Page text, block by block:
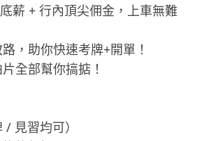
薪 + 行內頂尖佣金，上車無難
，助你快速考牌+開單！
全部幫你搞掂！
見習均可）